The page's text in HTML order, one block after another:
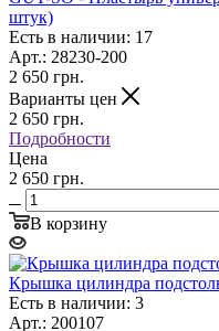
штук)
Есть в наличии: 17
Арт.: 28230-200
2 650 грн.
Варианты цен
2 650 грн.
Подробности
Цена
2 650 грн.
В корзину
Крышка цилиндра
Есть в наличии: 3
Арт.: 200107